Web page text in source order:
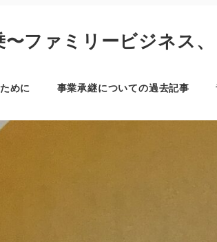
ファミリービジネス
めに 事業承継についての過去記事